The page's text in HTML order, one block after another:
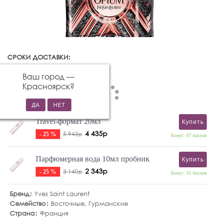
СРОКИ ДОСТАВКИ:
Ваш город —
Красноярск?
Travel-формат 20мл
- 25 % 5 943р 4 435р
Купить
Бонус: 67 баллов
Парфюмерная вода 10мл пробник
- 25 % 3 140р 2 343р
Купить
Бонус: 35 баллов
Бренд Yves Saint Laurent
Семейство
Восточные, Гурманские
Страна Франция